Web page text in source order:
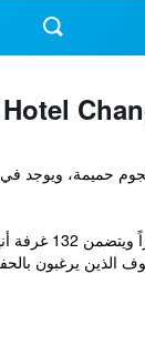
الفندق إقامة 4 نجوم
تم تجديد
الذين يرغبون